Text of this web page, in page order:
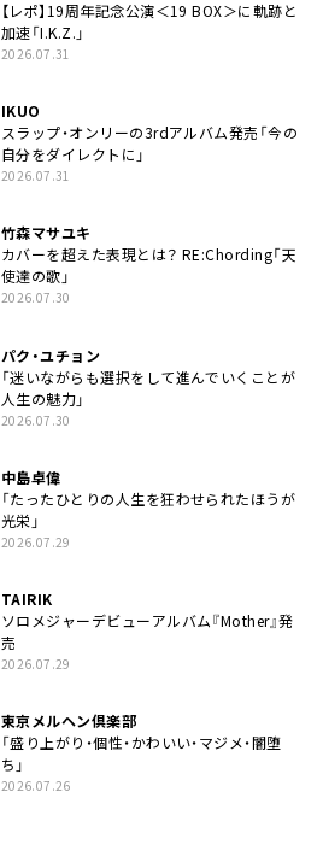
【レポ】19周年記念公演＜19 BOX＞に軌跡と
加速「I.K.Z.」
2026.07.31
IKUO
スラップ・オンリーの3rdアルバム発売「今の
自分をダイレクトに」
2026.07.31
竹森マサユキ
カバーを超えた表現とは？ RE:Chording「天
使達の歌」
2026.07.30
パク・ユチョン
「迷いながらも選択をして進んでいくことが
人生の魅力」
2026.07.30
中島卓偉
「たったひとりの人生を狂わせられたほうが
光栄」
2026.07.29
TAIRIK
ソロメジャーデビューアルバム『Mother』発
売
2026.07.29
東京メルヘン倶楽部
「盛り上がり・個性・かわいい・マジメ・闇堕
ち」
2026.07.26